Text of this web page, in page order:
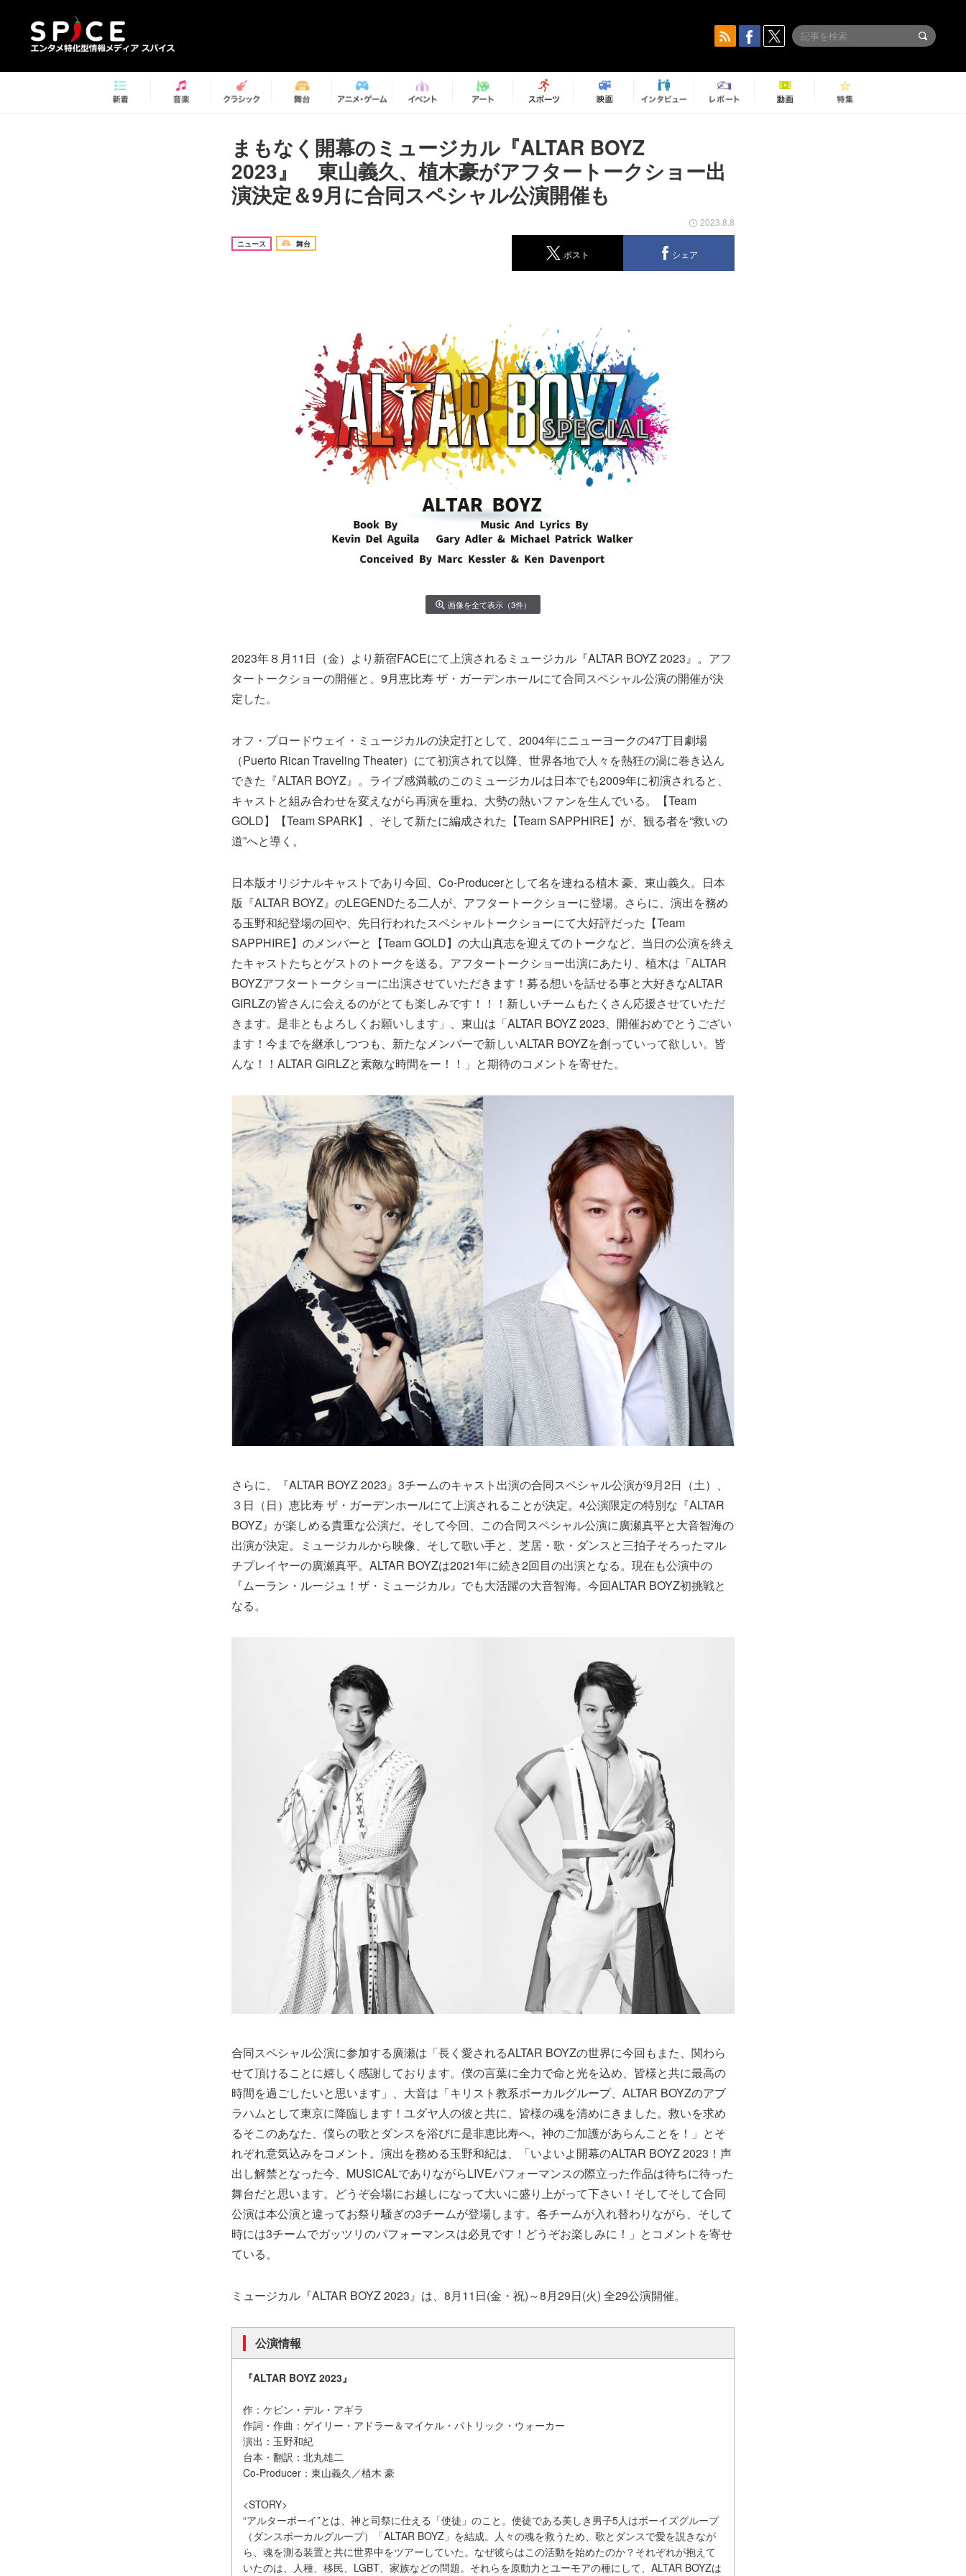
まもなく開幕のミュージカル『ALTAR BOYZ
2023』 東山義久、植木豪がアフタートークショー出
演決定＆9月に合同スペシャル公演開催も
ニュース 舞台
2023.8.8
ポスト シェア
画像を全て表示（3件）
2023年８月11日（金）より新宿FACEにて上演されるミュージカル『ALTAR BOYZ 2023』。アフ
タートークショーの開催と、9月恵比寿 ザ・ガーデンホールにて合同スペシャル公演の開催が決
定した。
オフ・ブロードウェイ・ミュージカルの決定打として、2004年にニューヨークの47丁目劇場
（Puerto Rican Traveling Theater）にて初演されて以降、世界各地で人々を熱狂の渦に巻き込ん
できた『ALTAR BOYZ』。ライブ感満載のこのミュージカルは日本でも2009年に初演されると、
キャストと組み合わせを変えながら再演を重ね、大勢の熱いファンを生んでいる。【Team
GOLD】【Team SPARK】、そして新たに編成された【Team SAPPHIRE】が、観る者を“救いの
道”へと導く。
日本版オリジナルキャストであり今回、Co-Producerとして名を連ねる植木 豪、東山義久。日本
版『ALTAR BOYZ』のLEGENDたる二人が、アフタートークショーに登場。さらに、演出を務め
る玉野和紀登場の回や、先日行われたスペシャルトークショーにて大好評だった【Team
SAPPHIRE】のメンバーと【Team GOLD】の大山真志を迎えてのトークなど、当日の公演を終え
たキャストたちとゲストのトークを送る。アフタートークショー出演にあたり、植木は「ALTAR
BOYZアフタートークショーに出演させていただきます！募る想いを話せる事と大好きなALTAR
GIRLZの皆さんに会えるのがとても楽しみです！！！新しいチームもたくさん応援させていただ
きます。是非ともよろしくお願いします」、東山は「ALTAR BOYZ 2023、開催おめでとうござい
ます！今までを継承しつつも、新たなメンバーで新しいALTAR BOYZを創っていって欲しい。皆
んな！！ALTAR GIRLZと素敵な時間をー！！」と期待のコメントを寄せた。
さらに、『ALTAR BOYZ 2023』3チームのキャスト出演の合同スペシャル公演が9月2日（土）、
３日（日）恵比寿 ザ・ガーデンホールにて上演されることが決定。4公演限定の特別な『ALTAR
BOYZ』が楽しめる貴重な公演だ。そして今回、この合同スペシャル公演に廣瀬真平と大音智海の
出演が決定。ミュージカルから映像、そして歌い手と、芝居・歌・ダンスと三拍子そろったマル
チプレイヤーの廣瀬真平。ALTAR BOYZは2021年に続き2回目の出演となる。現在も公演中の
『ムーラン・ルージュ！ザ・ミュージカル』でも大活躍の大音智海。今回ALTAR BOYZ初挑戦と
なる。
合同スペシャル公演に参加する廣瀬は「長く愛されるALTAR BOYZの世界に今回もまた、関わら
せて頂けることに嬉しく感謝しております。僕の言葉に全力で命と光を込め、皆様と共に最高の
時間を過ごしたいと思います」、大音は「キリスト教系ボーカルグループ、ALTAR BOYZのアブ
ラハムとして東京に降臨します！ユダヤ人の彼と共に、皆様の魂を清めにきました。救いを求め
るそこのあなた、僕らの歌とダンスを浴びに是非恵比寿へ。神のご加護があらんことを！」とそ
れぞれ意気込みをコメント。演出を務める玉野和紀は、「いよいよ開幕のALTAR BOYZ 2023！声
出し解禁となった今、MUSICALでありながらLIVEパフォーマンスの際立った作品は待ちに待った
舞台だと思います。どうぞ会場にお越しになって大いに盛り上がって下さい！そしてそして合同
公演は本公演と違ってお祭り騒ぎの3チームが登場します。各チームが入れ替わりながら、そして
時には3チームでガッツリのパフォーマンスは必見です！どうぞお楽しみに！」とコメントを寄せ
ている。
ミュージカル『ALTAR BOYZ 2023』は、8月11日(金・祝)～8月29日(火) 全29公演開催。
公演情報
『ALTAR BOYZ 2023』
作：ケビン・デル・アギラ
作詞・作曲：ゲイリー・アドラー＆マイケル・パトリック・ウォーカー
演出：玉野和紀
台本・翻訳：北丸雄二
Co-Producer：東山義久／植木 豪
<STORY>
“アルターボーイ”とは、神と司祭に仕える「使徒」のこと。使徒である美しき男子5人はボーイズグループ
（ダンスボーカルグループ）「ALTAR BOYZ」を結成。人々の魂を救うため、歌とダンスで愛を説きなが
ら、魂を測る装置と共に世界中をツアーしていた。なぜ彼らはこの活動を始めたのか？それぞれが抱えて
いたのは、人種、移民、LGBT、家族などの問題。それらを原動力とユーモアの種にして、ALTAR BOYZは